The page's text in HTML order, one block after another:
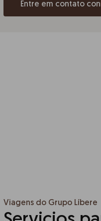
Entre em contato
Viagens do Grupo Líbere